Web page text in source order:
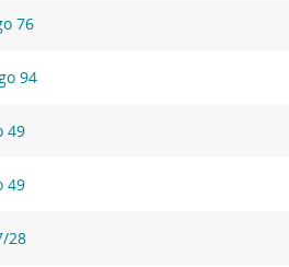
76
94
49
49
28